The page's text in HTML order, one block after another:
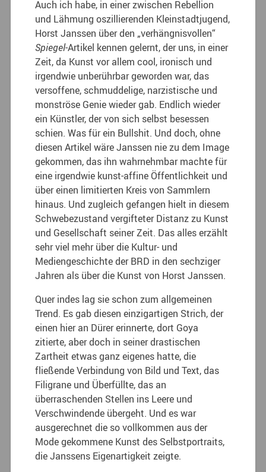
Auch ich habe, in einer zwischen Rebellion
und Lähmung oszillierenden Kleinstadtjugend,
Horst Janssen über den „verhängnisvollen“
Spiegel-Artikel kennen gelernt, der uns, in einer
Zeit, da Kunst vor allem cool, ironisch und
irgendwie unberührbar geworden war, das
versoffene, schmuddelige, narzistische und
monströse Genie wieder gab. Endlich wieder
ein Künstler, der von sich selbst besessen
schien. Was für ein Bullshit. Und doch, ohne
diesen Artikel wäre Janssen nie zu dem Image
gekommen, das ihn wahrnehmbar machte für
eine irgendwie kunst-affine Öffentlichkeit und
über einen limitierten Kreis von Sammlern
hinaus. Und zugleich gefangen hielt in diesem
Schwebezustand vergifteter Distanz zu Kunst
und Gesellschaft seiner Zeit. Das alles erzählt
sehr viel mehr über die Kultur- und
Mediengeschichte der BRD in den sechziger
Jahren als über die Kunst von Horst Janssen.
Quer indes lag sie schon zum allgemeinen
Trend. Es gab diesen einzigartigen Strich, der
einen hier an Dürer erinnerte, dort Goya
zitierte, aber doch in seiner drastischen
Zartheit etwas ganz eigenes hatte, die
fließende Verbindung von Bild und Text, das
Filigrane und Überfüllte, das an
überraschenden Stellen ins Leere und
Verschwindende übergeht. Und es war
ausgerechnet die so vollkommen aus der
Mode gekommene Kunst des Selbstportraits,
die Janssens Eigenartigkeit zeigte.